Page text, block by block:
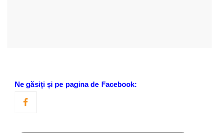
Ne găsiți și pe pagina de Facebook: